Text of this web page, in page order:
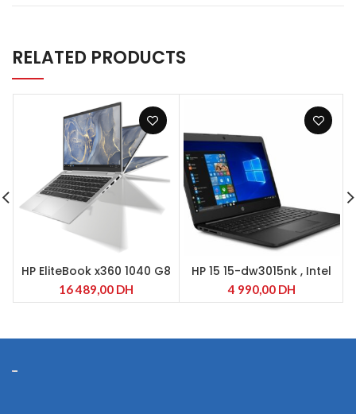
RELATED PRODUCTS
HP EliteBook x360 1040 G8
11th, Intel® Core ™ i5-
1135G7
16 489,00 DH
HP 15 15-dw3015nk , Intel
Core i5-1135G7
4 990,00 DH